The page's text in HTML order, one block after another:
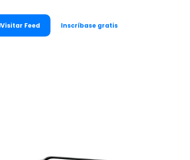
Visitar Feed Inscríbase gratis